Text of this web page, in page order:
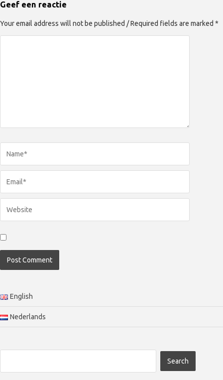
Geef een reactie
Your email address will not be published / Required fields are marked *
English
Nederlands